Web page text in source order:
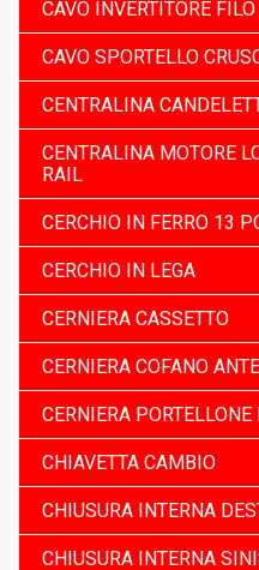
CAVO INVERTITORE
CAVO SPORTELLO
CENTRALINA
CENTRALINA MOTORE
RAIL
CERCHIO IN FERRO 13
CERCHIO IN LEGA
CERNIERA CASSETTO
CERNIERA COFANO
CERNIERA PORTELLONE
CHIAVETTA CAMBIO
CHIUSURA INTERNA
CHIUSURA INTERNA